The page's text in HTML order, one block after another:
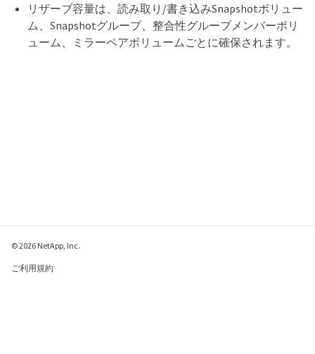
リザーブ容量は、読み取り/書き込みSnapshotボリュー
ム、Snapshotグループ、整合性グループメンバーボリ
ューム、ミラーペアボリュームごとに確保されます。
© 2026 NetApp, Inc.
ご利用規約